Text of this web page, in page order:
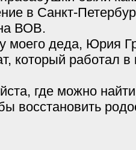
в Санкт-
ВОВ.
моего деда, Юрия
который работал в
где можно
восстановить